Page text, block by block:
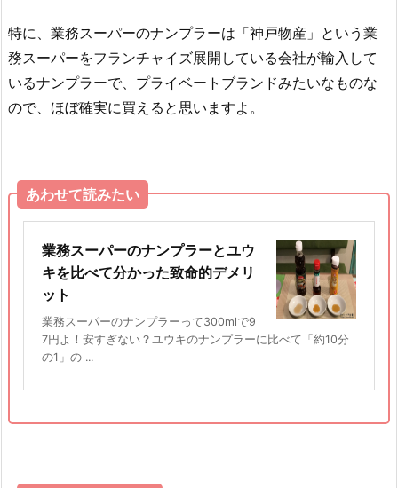
特に、業務スーパーのナンプラーは「神戸物産」という業
務スーパーをフランチャイズ展開している会社が輸入して
いるナンプラーで、プライベートブランドみたいなものな
ので、ほぼ確実に買えると思いますよ。
あわせて読みたい
業務スーパーのナンプラーとユウ
キを比べて分かった致命的デメリ
ット
業務スーパーのナンプラーって300mlで9
7円よ！安すぎない？ユウキのナンプラーに比べて「約10分
の1」の ...